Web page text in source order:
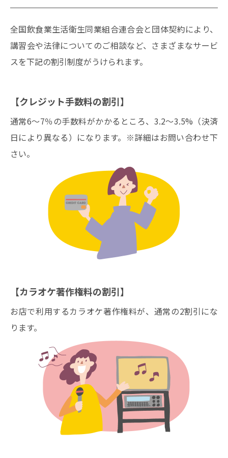
全国飲食業生活衛生同業組合連合会と団体契約により、
講習会や法律についてのご相談など、さまざまなサービ
スを下記の割引制度がうけられます。
【クレジット手数料の割引】
通常6～7％の手数料がかかるところ、3.2～3.5%（決済
日により異なる）になります。※詳細はお問い合わせ下
さい。
【カラオケ著作権料の割引】
お店で利用するカラオケ著作権料が、通常の2割引にな
ります。